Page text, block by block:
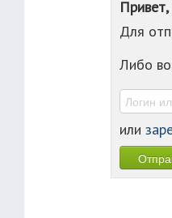
Привет,
Для
Либо
или